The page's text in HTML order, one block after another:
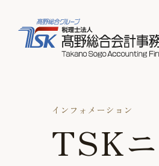
インフォメーション
TSK